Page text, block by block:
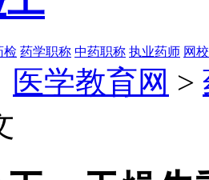
检 药学职称 中药职称 执业药师 网
医学教育网 >